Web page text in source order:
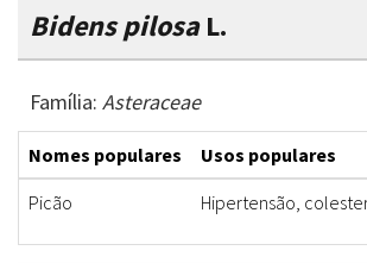
Bidens pilosaL.
Família: Asteraceae
Nomes populares
Usos populares
Picão
Hipertensão,